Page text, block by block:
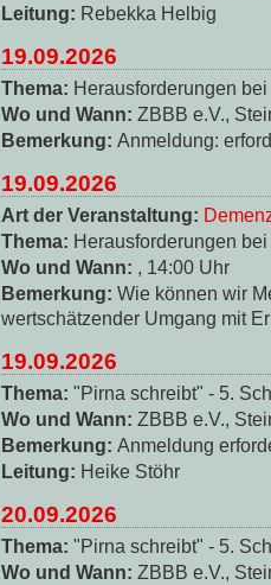
Leitung: Rebekka Helbig
19.09.2026
Thema: Herausforderungen
Wo und Wann: ZBBB e.V.,
Bemerkung: Anmeldung:
19.09.2026
Art der Veranstaltung:
Thema: Herausforderungen
Wo und Wann:
, 14:00 Uhr
Bemerkung: Wie können wir
wertschätzender Umgang mit
19.09.2026
Thema: "Pirna schreibt" - 5.
Wo und Wann: ZBBB e.V.,
Bemerkung: Anmeldung
Leitung: Heike Stöhr
20.09.2026
Thema: "Pirna schreibt" - 5.
Wo und Wann: ZBBB e.V.,